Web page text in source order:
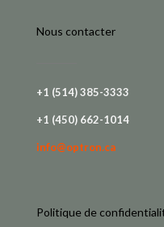
Nous contacter
+1 (514) 385-3333
+1 (450) 662-1014
info@optron.ca
Politique de